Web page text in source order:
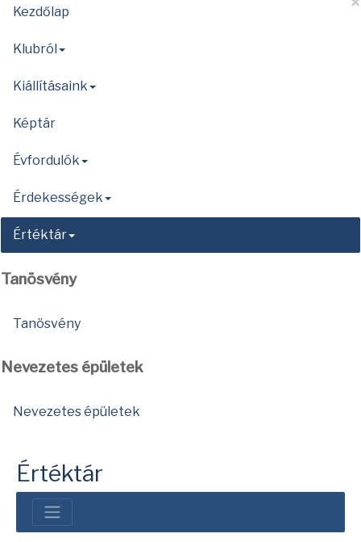
Kezdőlap
Klubról
Kiállításaink
Képtár
Évfordulók
Érdekességek
Értéktár
Tanösvény
Tanösvény
Nevezetes épületek
Nevezetes épületek
Értéktár